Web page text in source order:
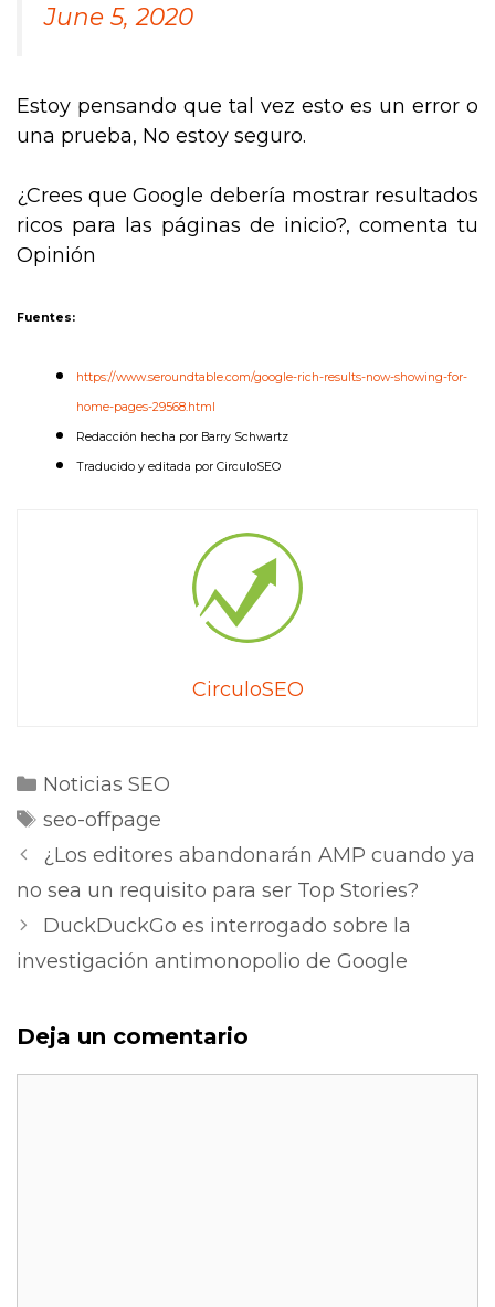
June 5, 2020
Estoy pensando que tal vez esto es un error o
una prueba, No estoy seguro.
¿Crees que Google debería mostrar resultados
ricos para las páginas de inicio?, comenta tu
Opinión
Fuentes:
https://www.seroundtable.com/google-rich-results-now-showing-for-
home-pages-29568.html
Redacción hecha por Barry Schwartz
Traducido y editada por CirculoSEO
CirculoSEO
Categorías
Noticias SEO
Etiquetas
seo-offpage
¿Los editores abandonarán AMP cuando ya
no sea un requisito para ser Top Stories?
DuckDuckGo es interrogado sobre la
investigación antimonopolio de Google
Deja un comentario